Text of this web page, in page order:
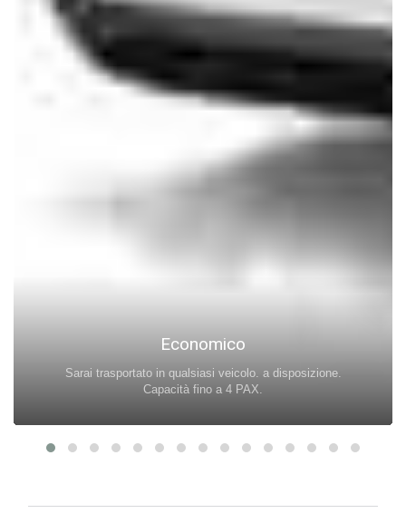
Economico
Sarai trasportato in qualsiasi veicolo. a disposizione.
Capacità fino a 4 PAX.